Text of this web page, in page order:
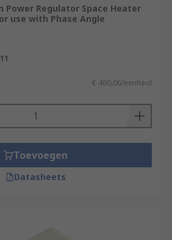
Regulator Space Heater
use with Phase Angle
€ 460,06/eenheid
Toevoegen
Datasheets